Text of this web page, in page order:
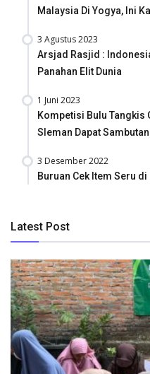
Malaysia Di Yogya, Ini
3 Agustus 2023
Arsjad Rasjid :
Panahan Elit Dunia
1 Juni 2023
Kompetisi Bulu Tangkis
Sleman Dapat
3 Desember 2022
Buruan Cek Item Seru
Latest Post